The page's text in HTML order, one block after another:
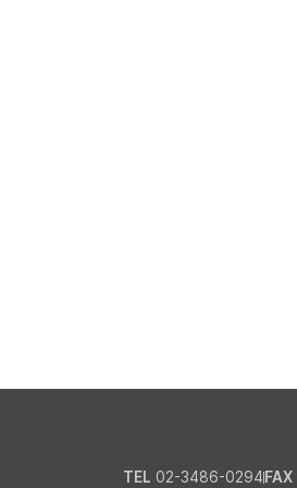
TEL 02-3486-0294 FAX